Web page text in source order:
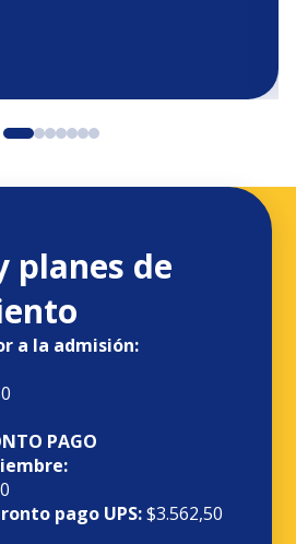
planes de
a la admisión:
PAGO
pago UPS:$3.562,50